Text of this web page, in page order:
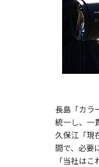
長島「カラ
統一し、一
久保江「現
間で、必要
「当社は